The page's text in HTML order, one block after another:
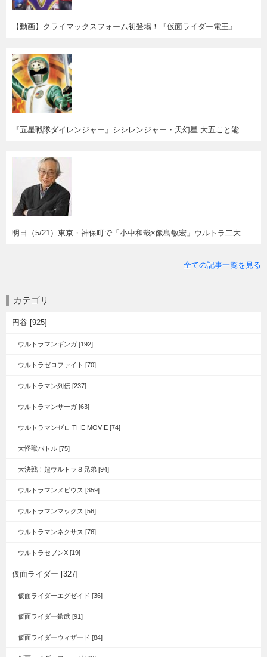
【動画】クライマックスフォーム初登場！『仮面ライダー電王』第１話＆２８話無料配信。
『五星戦隊ダイレンジャー』シシレンジャー・天幻星 大五こと能見達也さん逝去。
明日（5/21）東京・神保町で「小中和哉×飯島敏宏」ウルトラ二大監督対談イベント！
全ての記事一覧を見る
カテゴリ
円谷 [925]
ウルトラマンギンガ [192]
ウルトラゼロファイト [70]
ウルトラマン列伝 [237]
ウルトラマンサーガ [63]
ウルトラマンゼロ THE MOVIE [74]
大怪獣バトル [75]
大決戦！超ウルトラ８兄弟 [94]
ウルトラマンメビウス [359]
ウルトラマンマックス [56]
ウルトラマンネクサス [76]
ウルトラセブンX [19]
仮面ライダー [327]
仮面ライダーエグゼイド [36]
仮面ライダー鎧武 [91]
仮面ライダーウィザード [84]